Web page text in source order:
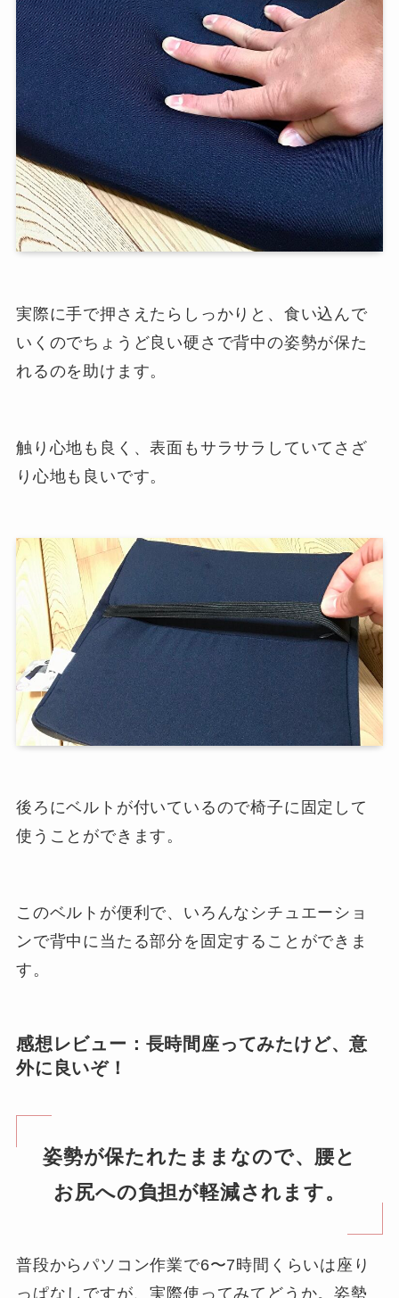
実際に手で押さえたらしっかりと、食い込んで
いくのでちょうど良い硬さで背中の姿勢が保た
れるのを助けます。
触り心地も良く、表面もサラサラしていてさざ
り心地も良いです。
後ろにベルトが付いているので椅子に固定して
使うことができます。
このベルトが便利で、いろんなシチュエーショ
ンで背中に当たる部分を固定することができま
す。
感想レビュー：長時間座ってみたけど、意
外に良いぞ！
姿勢が保たれたままなので、腰と
お尻への負担が軽減されます。
普段からパソコン作業で6〜7時間くらいは座り
っぱなしですが、実際使ってみてどうか。姿勢